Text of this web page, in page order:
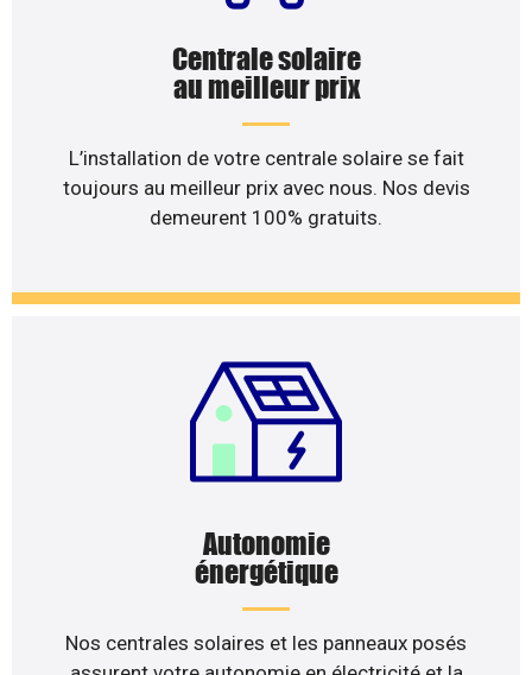
Centrale solaire
au meilleur prix
L’installation de votre centrale solaire se fait
toujours au meilleur prix avec nous. Nos devis
demeurent 100% gratuits.
Autonomie
énergétique
Nos centrales solaires et les panneaux posés